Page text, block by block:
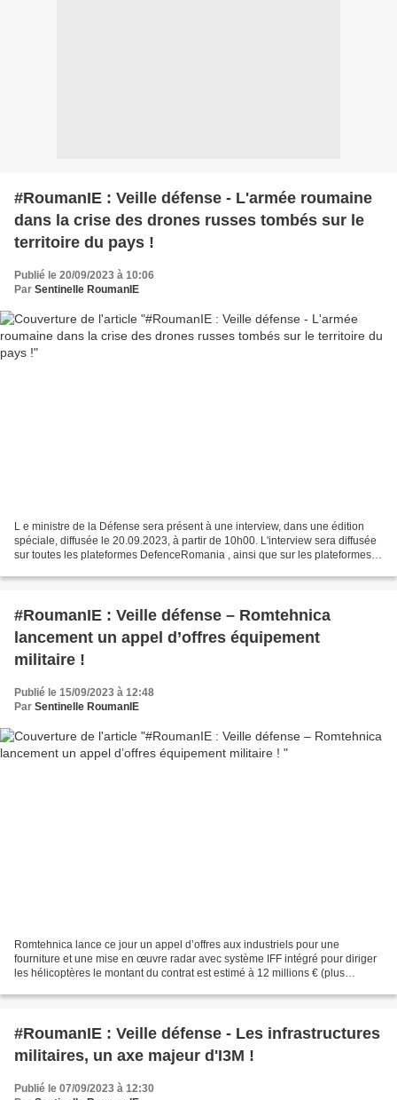
#RoumanIE : Veille défense - L'armée roumaine
dans la crise des drones russes tombés sur le
territoire du pays !
Publié le 20/09/2023 à 10:06
Par Sentinelle RoumanIE
L e ministre de la Défense sera présent à une interview, dans une édition
spéciale, diffusée le 20.09.2023, à partir de 10h00. L'interview sera diffusée
sur toutes les plateformes DefenceRomania , ainsi que sur les plateformes
#RoumanIE : Veille défense – Romtehnica
lancement un appel d’offres équipement
militaire !
Publié le 15/09/2023 à 12:48
Par Sentinelle RoumanIE
Romtehnica lance ce jour un appel d’offres aux industriels pour une
fourniture et une mise en œuvre radar avec système IFF intégré pour diriger
les hélicoptères le montant du contrat est estimé à 12 millions € (plus
#RoumanIE : Veille défense - Les infrastructures
militaires, un axe majeur d'I3M !
Publié le 07/09/2023 à 12:30